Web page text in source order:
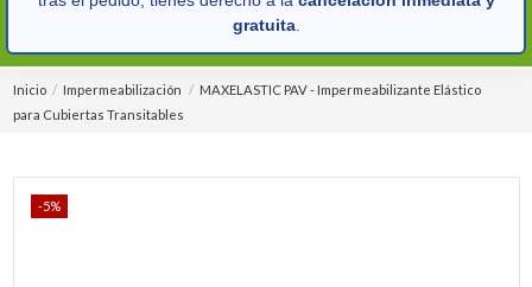
gratuita.
Inicio Impermeabilización
MAXELASTIC PAV - Impermeabilizante Elástico
para Cubiertas Transitables
-5%